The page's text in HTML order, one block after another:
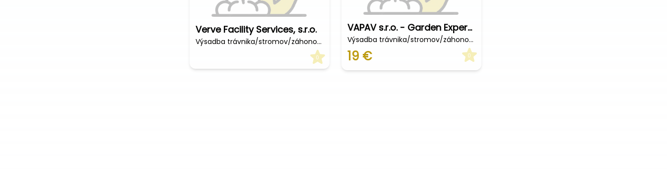
Verve Facility Services, s.r.o.
Výsadba trávnika/stromov/záhonov (€/hod)
0
VAPAV s.r.o. - Garden Experts
Výsadba trávnika/stromov/záhonov (€/hod)
19 € 0